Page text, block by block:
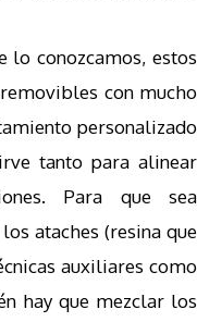
lo conozcamos, estos
con mucho
personalizado
tanto para alinear
Para que sea
ataches (resina que
auxiliares como
hay que mezclar los